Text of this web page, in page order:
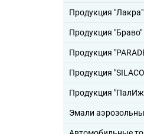
Продукция "Лакра"
Продукция "Браво"
Продукция
Продукция
Продукция
Эмали